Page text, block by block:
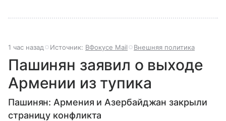
1 час назад Источник: ВФокусе Mail Внешняя политика
Пашинян заявил о выходе
Армении из тупика
Пашинян: Армения и Азербайджан закрыли
страницу конфликта